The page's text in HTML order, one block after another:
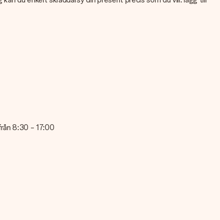
på din bild kan du kontakta vår kundtjänst och bifoga ditt
vår kundtjänst. De hjälper dig gärna att göra den
detta kort, så att mottagaren vet exakt vem hen ska tacka
är redo att ges bort eller att det kan skickas till mottagaren
8:30 - 17:00